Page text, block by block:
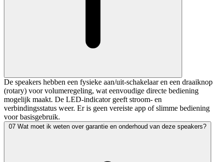
De speakers hebben een fysieke aan/uit-schakelaar en een draaiknop
(rotary) voor volumeregeling, wat eenvoudige directe bediening
mogelijk maakt. De LED-indicator geeft stroom- en
verbindingsstatus weer. Er is geen vereiste app of slimme bediening
voor basisgebruik.
07 Wat moet ik weten over garantie en onderhoud van deze speakers?